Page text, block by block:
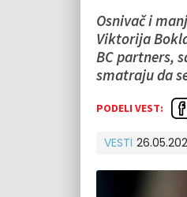
Osnivač i
Viktorija
BC partners,
smatraju da
PODELI VEST:
VESTI